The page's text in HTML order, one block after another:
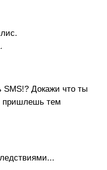
SMS!? Докажи что ты
пришлешь тем